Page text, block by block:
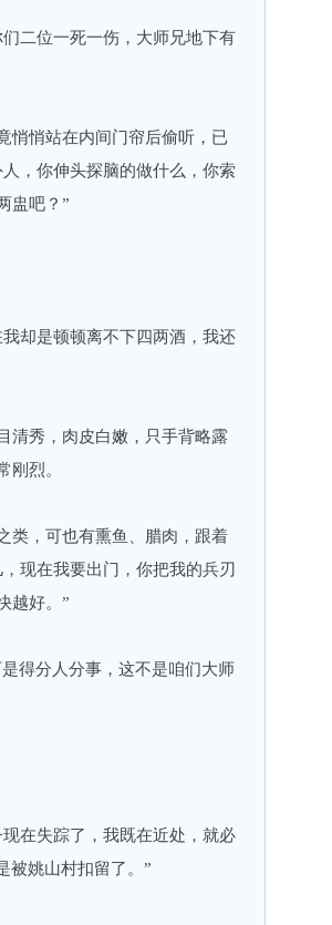
二位一死一伤，大师兄地下有
悄站在内间门帘后偷听，已
，你伸头探脑的做什么，你索
盅吧？”
却是顿顿离不下四两酒，我还
秀，肉皮白嫩，只手背略露
刚烈。
，可也有熏鱼、腊肉，跟着
现在我要出门，你把我的兵刃
越好。”
得分人分事，这不是咱们大师
在失踪了，我既在近处，就必
被姚山村扣留了。”